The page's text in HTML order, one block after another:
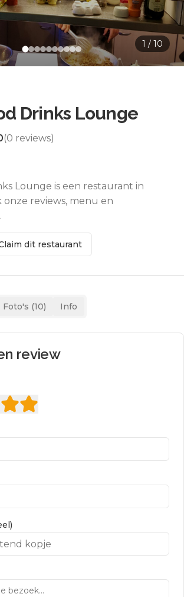
1 / 10
Drinks Lounge
(0 reviews)
Lounge is een restaurant in
onze reviews, menu en
dit restaurant
Foto's (10) Info
review